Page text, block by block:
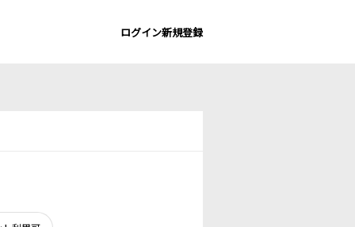
ログイン新規登録